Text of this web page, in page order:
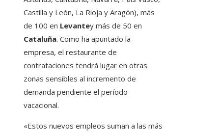
Castilla y León, La Rioja y Aragón), más
de 100 en Levantey más de 50 en
Cataluña. Como ha apuntado la
empresa, el restaurante de
contrataciones tendrá lugar en otras
zonas sensibles al incremento de
demanda pendiente el período
vacacional.
«Estos nuevos empleos suman a las más